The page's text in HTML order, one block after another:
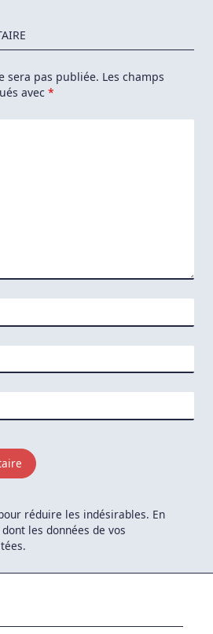
sera pas publiée. Les champs
avec *
réduire les indésirables. En
les données de vos
.